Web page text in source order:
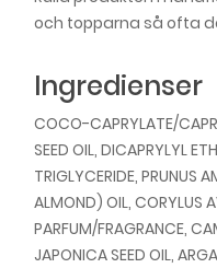
och topparna så ofta
Ingredienser
COCO-CAPRYLATE/
SEED OIL, DICAPRYLYL
TRIGLYCERIDE, PRUNUS
ALMOND) OIL, CORYLUS
PARFUM/FRAGRANCE,
JAPONICA SEED OIL,